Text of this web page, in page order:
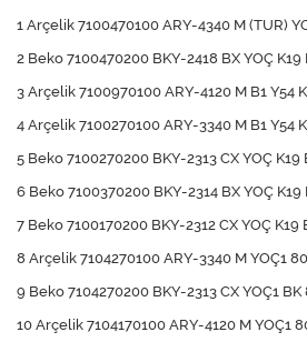
1 Arçelik 7100470100 ARY-4340 M (TUR)
2 Beko 7100470200 BKY-2418 BX YOÇ K19
3 Arçelik 7100970100 ARY-4120 M B1 Y54
4 Arçelik 7100270100 ARY-3340 M B1 Y54
5 Beko 7100270200 BKY-2313 CX YOÇ K19
6 Beko 7100370200 BKY-2314 BX YOÇ K19
7 Beko 7100170200 BKY-2312 CX YOÇ K19
8 Arçelik 7104270100 ARY-3340 M YOÇ1
9 Beko 7104270200 BKY-2313 CX YOÇ1 BK
10 Arçelik 7104170100 ARY-4120 M YOÇ1